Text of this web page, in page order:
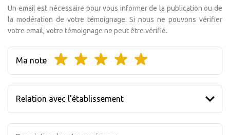
Un email est nécessaire pour vous informer de la publication ou de
la modération de votre témoignage. Si nous ne pouvons vérifier
votre email, votre témoignage ne peut être vérifié.
Ma note